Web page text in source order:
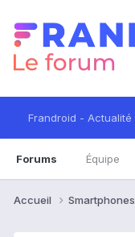
Frandroid - Actualité
Forums Équipe
Accueil Smartphones